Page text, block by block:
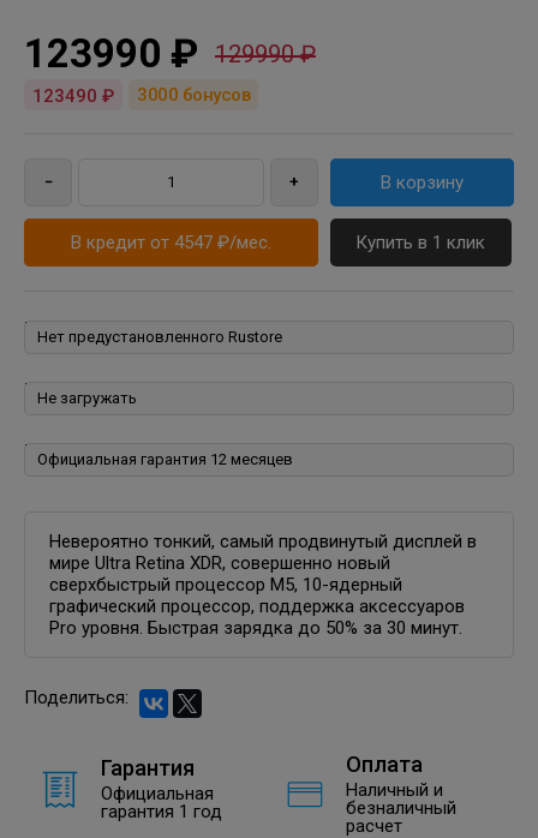
123990 ₽ 129990 ₽
3000 бонусов
123490 ₽
В кредит от 4547 ₽/мес. Купить в 1 клик
Rustore:
Пакеты программ для iPhone, iPad, iPod, iOS:
Гарантия:
Невероятно тонкий, самый продвинутый дисплей в
мире Ultra Retina XDR, совершенно новый
сверхбыстрый процессор M5, 10-ядерный
графический процессор, поддержка аксессуаров
Pro уровня. Быстрая зарядка до 50% за 30 минут.
Поделиться:
Гарантия
Официальная
гарантия 1 год
Оплата
Наличный и
безналичный
расчет